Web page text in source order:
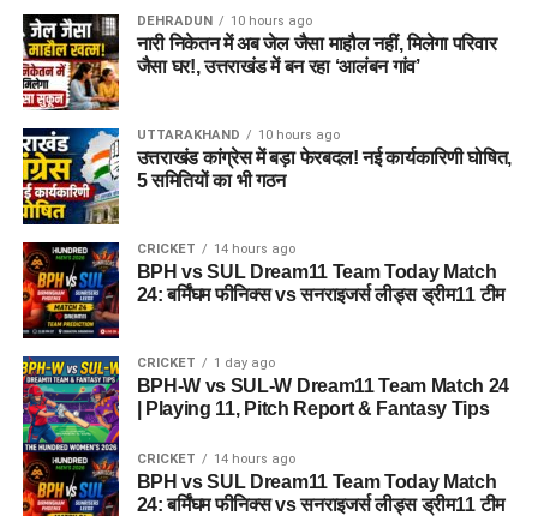
DEHRADUN 10 hours ago
नारी निकेतन में अब जेल जैसा माहौल नहीं, मिलेगा परिवार
जैसा घर!, उत्तराखंड में बन रहा ‘आलंबन गांव’
UTTARAKHAND 10 hours ago
उत्तराखंड कांग्रेस में बड़ा फेरबदल! नई कार्यकारिणी घोषित,
5 समितियों का भी गठन
CRICKET 14 hours ago
BPH vs SUL Dream11 Team Today Match
24: बर्मिंघम फीनिक्स vs सनराइजर्स लीड्स ड्रीम11 टीम
CRICKET 1 day ago
BPH-W vs SUL-W Dream11 Team Match 24
| Playing 11, Pitch Report & Fantasy Tips
CRICKET 14 hours ago
BPH vs SUL Dream11 Team Today Match
24: बर्मिंघम फीनिक्स vs सनराइजर्स लीड्स ड्रीम11 टीम